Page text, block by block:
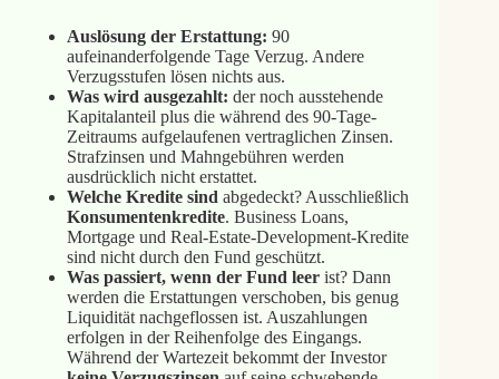
Auslösung der Erstattung: 90
aufeinanderfolgende Tage Verzug. Andere
Verzugsstufen lösen nichts aus.
Was wird ausgezahlt: der noch ausstehende
Kapitalanteil plus die während des 90-Tage-
Zeitraums aufgelaufenen vertraglichen Zinsen.
Strafzinsen und Mahngebühren werden
ausdrücklich nicht erstattet.
Welche Kredite sind abgedeckt? Ausschließlich
Konsumentenkredite. Business Loans,
Mortgage und Real-Estate-Development-Kredite
sind nicht durch den Fund geschützt.
Was passiert, wenn der Fund leer ist? Dann
werden die Erstattungen verschoben, bis genug
Liquidität nachgeflossen ist. Auszahlungen
erfolgen in der Reihenfolge des Eingangs.
Während der Wartezeit bekommt der Investor